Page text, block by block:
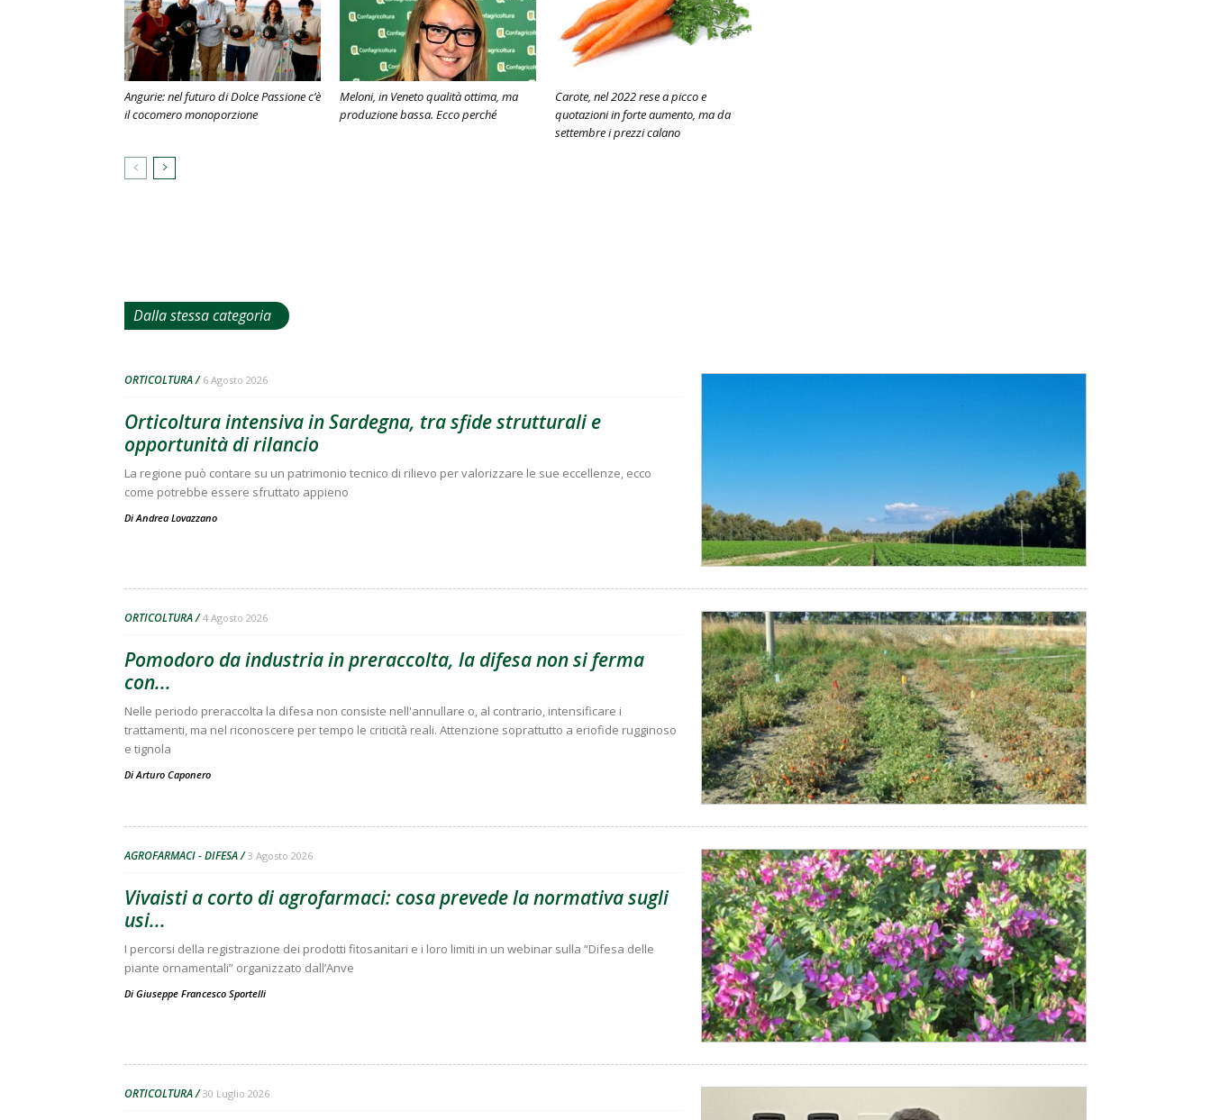
Angurie: nel futuro di Dolce Passione c’è
il cocomero monoporzione
Meloni, in Veneto qualità ottima, ma
produzione bassa. Ecco perché
Carote, nel 2022 rese a picco e
quotazioni in forte aumento, ma da
settembre i prezzi calano
Dalla stessa categoria
ORTICOLTURA 6 Agosto 2026
Orticoltura intensiva in Sardegna, tra sfide strutturali e
opportunità di rilancio
La regione può contare su un patrimonio tecnico di rilievo per valorizzare le sue eccellenze, ecco
come potrebbe essere sfruttato appieno
DiAndrea Lovazzano
ORTICOLTURA 4 Agosto 2026
Pomodoro da industria in preraccolta, la difesa non si ferma
con...
Nelle periodo preraccolta la difesa non consiste nell'annullare o, al contrario, intensificare i
trattamenti, ma nel riconoscere per tempo le criticità reali. Attenzione soprattutto a eriofide rugginoso
e tignola
DiArturo Caponero
AGROFARMACI - DIFESA 3 Agosto 2026
Vivaisti a corto di agrofarmaci: cosa prevede la normativa sugli
usi...
I percorsi della registrazione dei prodotti fitosanitari e i loro limiti in un webinar sulla “Difesa delle
piante ornamentali” organizzato dall’Anve
Di Giuseppe Francesco Sportelli
ORTICOLTURA 30 Luglio 2026